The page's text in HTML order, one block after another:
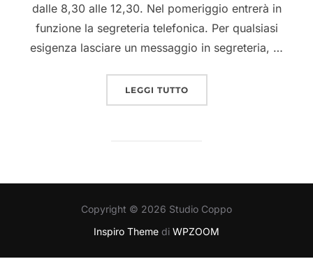
dalle 8,30 alle 12,30. Nel pomeriggio entrerà in
funzione la segreteria telefonica. Per qualsiasi
esigenza lasciare un messaggio in segreteria, …
LEGGI TUTTO
Copyright © 2026 Studio Coppo
Inspiro Theme di WPZOOM